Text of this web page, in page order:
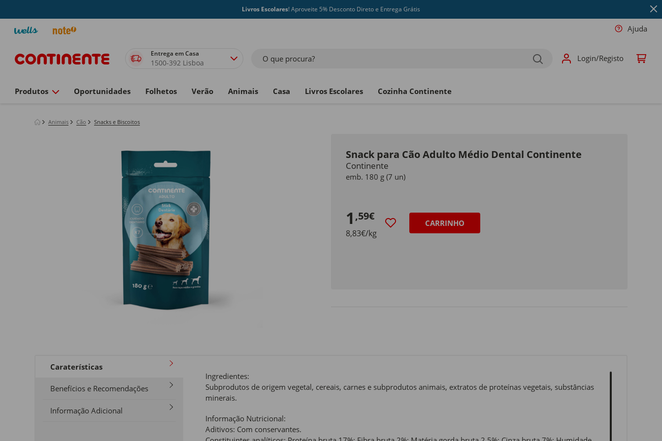
Livros Escolares! Aproveite 5% Desconto Direto e Entrega Grátis
Ajuda
Entrega em Casa
1500-392 Lisboa O que procura? Login/Registo
Produtos Oportunidades Folhetos Verão Animais Casa Livros Escolares Cozinha Continente
Animais Cão Snacks e Biscoitos
Snack para Cão Adulto Médio Dental Continente
Continente
emb. 180 g (7 un)
1 ,59€
8,83€/kg
CARRINHO
Caraterísticas
Benefícios e Recomendações
Informação Adicional
Ingredientes:
Subprodutos de origem vegetal, cereais, carnes e subprodutos animais, extratos de proteínas vegetais, substâncias
minerais.
Informação Nutricional:
Aditivos: Com conservantes.